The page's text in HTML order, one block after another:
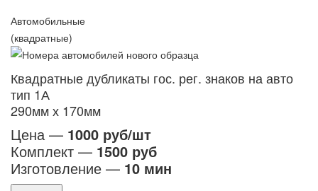
Автомобильные
(квадратные)
Квадратные дубликаты гос. рег. знаков на авто
тип 1А
290мм х 170мм
Цена — 1000 руб/шт
Комплект — 1500 руб
Изготовление — 10 мин